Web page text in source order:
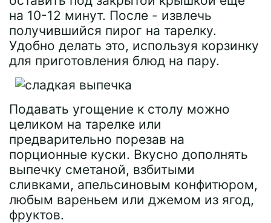
на 10-12 минут. После - извлечь
получившийся пирог на тарелку.
Удобно делать это, используя корзинку
для приготовления блюд на пару.
Подавать угощение к столу можно
целиком на тарелке или
предварительно порезав на
порционные куски. Вкусно дополнять
выпечку сметаной, взбитыми
сливками, апельсиновым конфитюром,
любым вареньем или джемом из ягод,
фруктов.